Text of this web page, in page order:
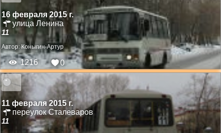
16 февраля 2015 г.
улица Ленина
11
Автор:Коныгин-Артур
1216 0
11 февраля 2015 г.
переулок Сталеваров
11